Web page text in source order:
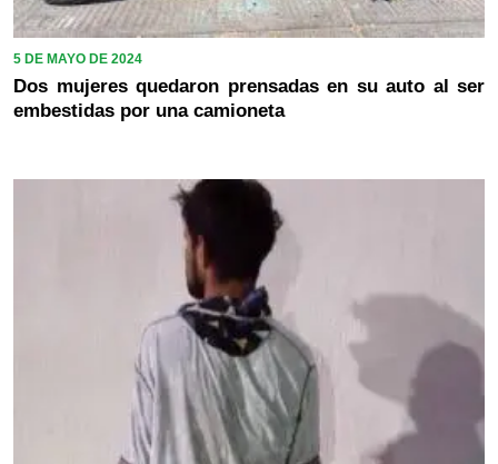
5 DE MAYO DE 2024
Dos mujeres quedaron prensadas en su auto al ser
embestidas por una camioneta